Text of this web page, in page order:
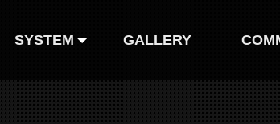
SYSTEM GALLERY